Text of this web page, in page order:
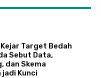
Target Bedah
Sebut Data,
dan Skema
jadi Kunci